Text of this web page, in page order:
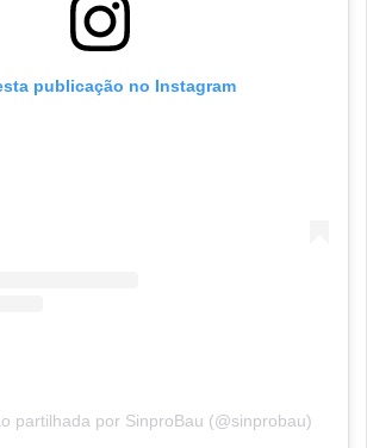
publicação no Instagram
partilhada por SinproBau (@sinprobau)